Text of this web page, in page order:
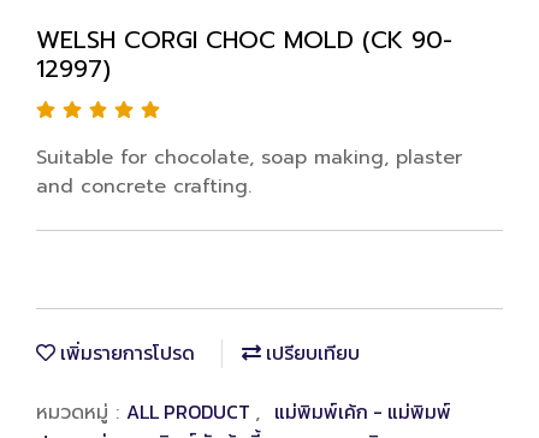
WELSH CORGI CHOC MOLD (CK 90-
12997)
Suitable for chocolate, soap making, plaster
and concrete crafting.
เพิ่มรายการโปรด เปรียบเทียบ
หมวดหมู่ : ALL PRODUCT , แม่พิมพ์เค้ก - แม่พิมพ์